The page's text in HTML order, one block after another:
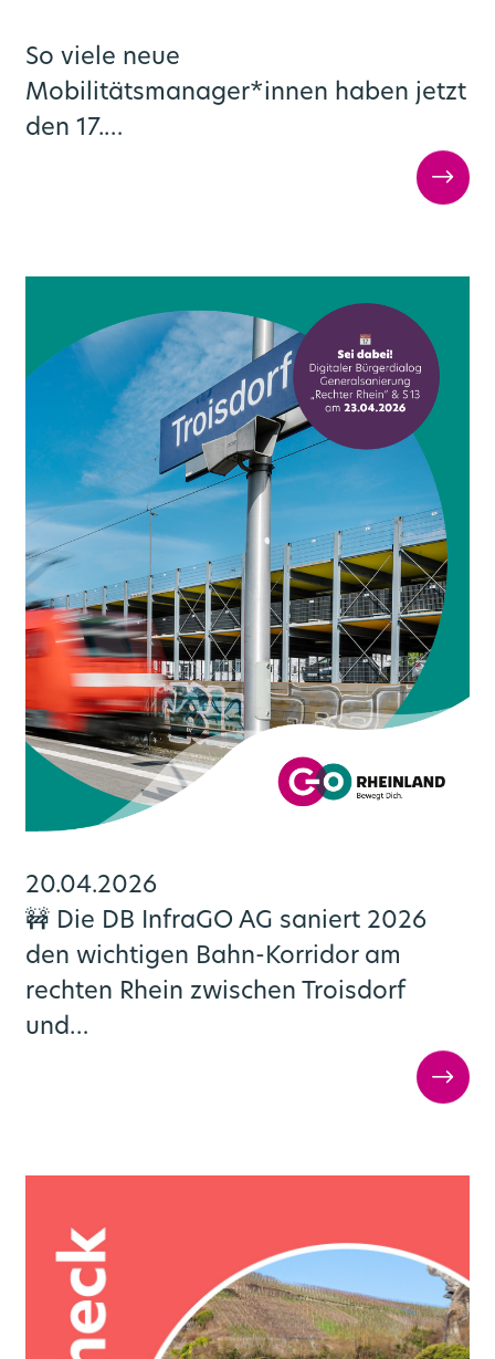
So viele neue
Mobilitätsmanager*innen haben jetzt
den 17.…
20.04.2026
🚧 Die DB InfraGO AG saniert 2026
den wichtigen Bahn-Korridor am
rechten Rhein zwischen Troisdorf
und…